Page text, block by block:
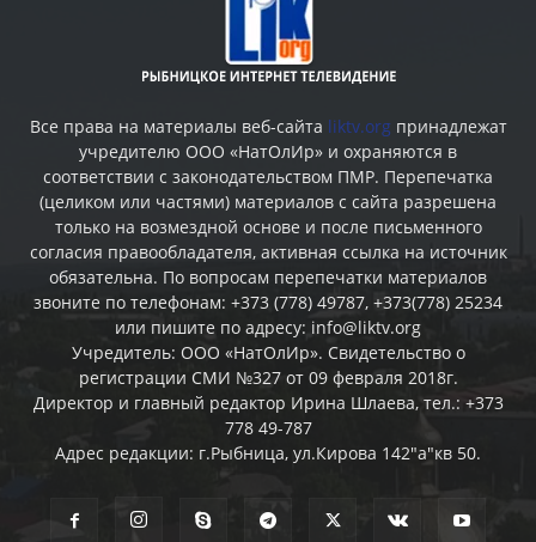
Все права на материалы веб-сайта liktv.org принадлежат
учредителю ООО «НатОлИр» и охраняются в
соответствии с законодательством ПМР. Перепечатка
(целиком или частями) материалов c сайта разрешена
только на возмездной основе и после письменного
согласия правообладателя, активная ссылка на источник
обязательна. По вопросам перепечатки материалов
звоните по телефонам: +373 (778) 49787, +373(778) 25234
или пишите по адресу: info@liktv.org
Учредитель: ООО «НатОлИр». Свидетельство о
регистрации СМИ №327 от 09 февраля 2018г.
Директор и главный редактор Ирина Шлаева, тел.: +373
778 49-787
Адрес редакции: г.Рыбница, ул.Кирова 142"а"кв 50.